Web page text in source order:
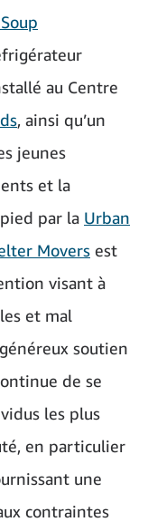
au Centre
, ainsi qu’un
jeunes
et la
par la Urban
Movers est
visant à
et mal
soutien
de se
les plus
en particulier
une
contraintes